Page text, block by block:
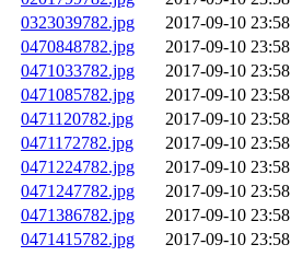
0323039782.jpg
2017-09-10 23:58
0470848782.jpg
2017-09-10 23:58
0471033782.jpg
2017-09-10 23:58
0471085782.jpg
2017-09-10 23:58
0471120782.jpg
2017-09-10 23:58
0471172782.jpg
2017-09-10 23:58
0471224782.jpg
2017-09-10 23:58
0471247782.jpg
2017-09-10 23:58
0471386782.jpg
2017-09-10 23:58
0471415782.jpg
2017-09-10 23:58